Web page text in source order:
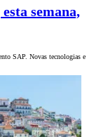
semana,
SAP. Novas tecnologias e